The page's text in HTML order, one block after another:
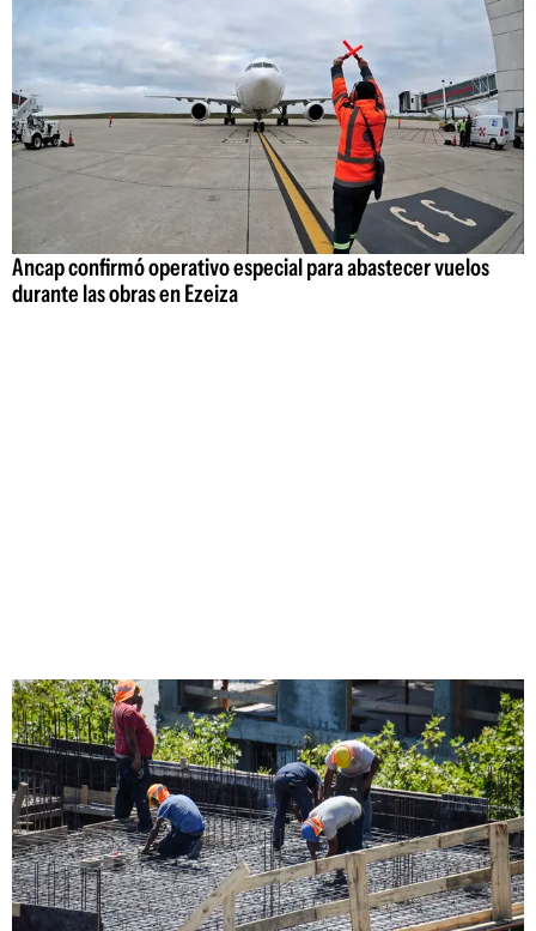
Ancap confirmó operativo especial para abastecer vuelos
durante las obras en Ezeiza